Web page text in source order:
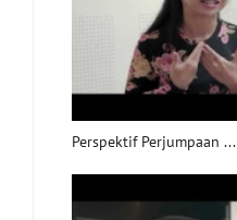
Perspektif Perjumpaan ...